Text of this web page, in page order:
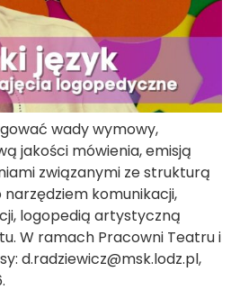
wady wymowy,
jakości mówienia, emisją
związanymi ze strukturą
komunikacji,
logopedią artystyczną
W ramach Pracowni Teatru i
d.radziewicz@msk.lodz.pl,